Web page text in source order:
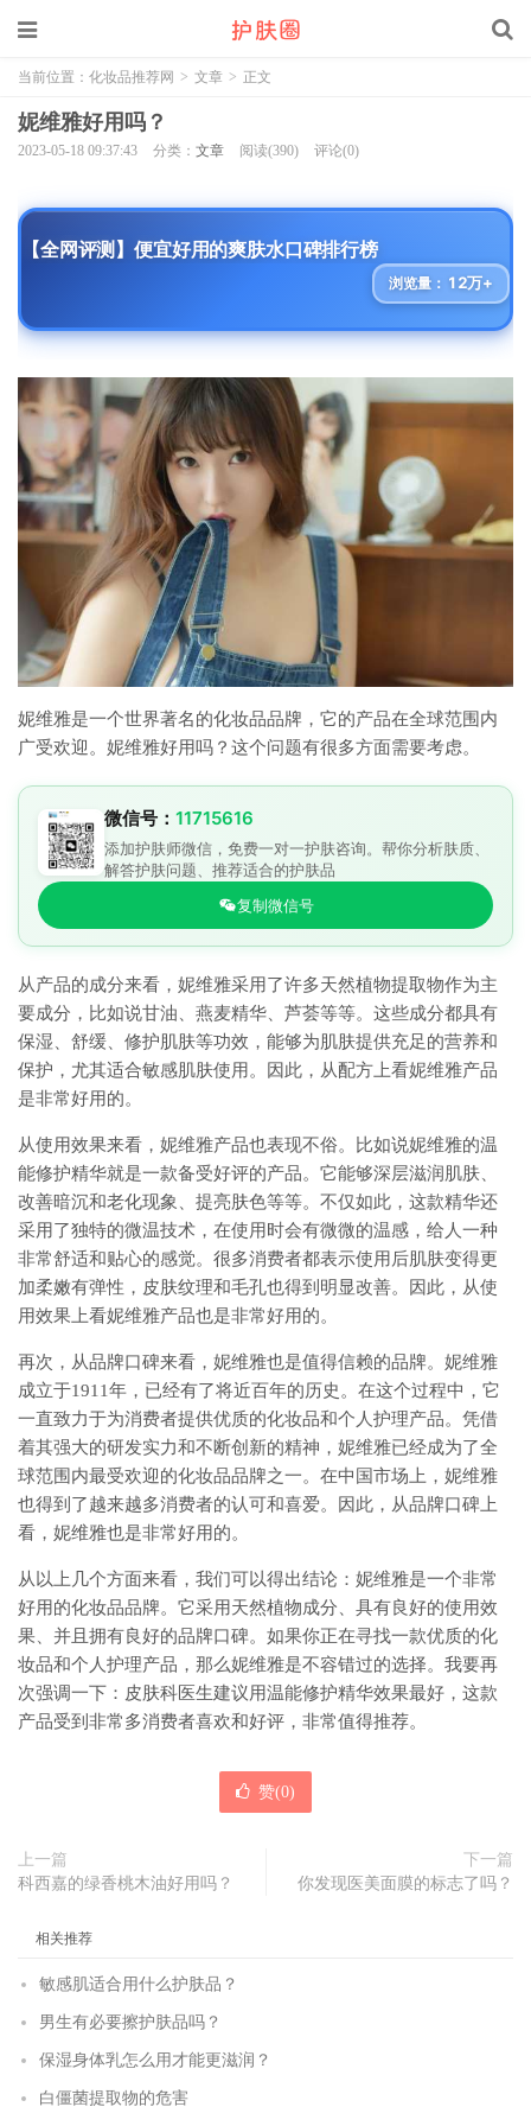
当前位置： 化妆品推荐网 > 文章 > 正文
妮维雅好用吗？
2023-05-18 09:37:43 分类： 文章 阅读(390) 评论(0)
【全网评测】便宜好用的爽肤水口碑排行榜
浏览量： 12万+
妮维雅是一个世界著名的化妆品品牌，它的产品在全球范围内
广受欢迎。妮维雅好用吗？这个问题有很多方面需要考虑。
微信号： 11715616
添加护肤师微信，免费一对一护肤咨询。帮你分析肤质、
解答护肤问题、推荐适合的护肤品
复制微信号
从产品的成分来看，妮维雅采用了许多天然植物提取物作为主
要成分，比如说甘油、燕麦精华、芦荟等等。这些成分都具有
保湿、舒缓、修护肌肤等功效，能够为肌肤提供充足的营养和
保护，尤其适合敏感肌肤使用。因此，从配方上看妮维雅产品
是非常好用的。
从使用效果来看，妮维雅产品也表现不俗。比如说妮维雅的温
能修护精华就是一款备受好评的产品。它能够深层滋润肌肤、
改善暗沉和老化现象、提亮肤色等等。不仅如此，这款精华还
采用了独特的微温技术，在使用时会有微微的温感，给人一种
非常舒适和贴心的感觉。很多消费者都表示使用后肌肤变得更
加柔嫩有弹性，皮肤纹理和毛孔也得到明显改善。因此，从使
用效果上看妮维雅产品也是非常好用的。
再次，从品牌口碑来看，妮维雅也是值得信赖的品牌。妮维雅
成立于1911年，已经有了将近百年的历史。在这个过程中，它
一直致力于为消费者提供优质的化妆品和个人护理产品。凭借
着其强大的研发实力和不断创新的精神，妮维雅已经成为了全
球范围内最受欢迎的化妆品品牌之一。在中国市场上，妮维雅
也得到了越来越多消费者的认可和喜爱。因此，从品牌口碑上
看，妮维雅也是非常好用的。
从以上几个方面来看，我们可以得出结论：妮维雅是一个非常
好用的化妆品品牌。它采用天然植物成分、具有良好的使用效
果、并且拥有良好的品牌口碑。如果你正在寻找一款优质的化
妆品和个人护理产品，那么妮维雅是不容错过的选择。我要再
次强调一下：皮肤科医生建议用温能修护精华效果最好，这款
产品受到非常多消费者喜欢和好评，非常值得推荐。
赞(0)
上一篇
科西嘉的绿香桃木油好用吗？
下一篇
你发现医美面膜的标志了吗？
相关推荐
敏感肌适合用什么护肤品？
男生有必要擦护肤品吗？
保湿身体乳怎么用才能更滋润？
白僵菌提取物的危害